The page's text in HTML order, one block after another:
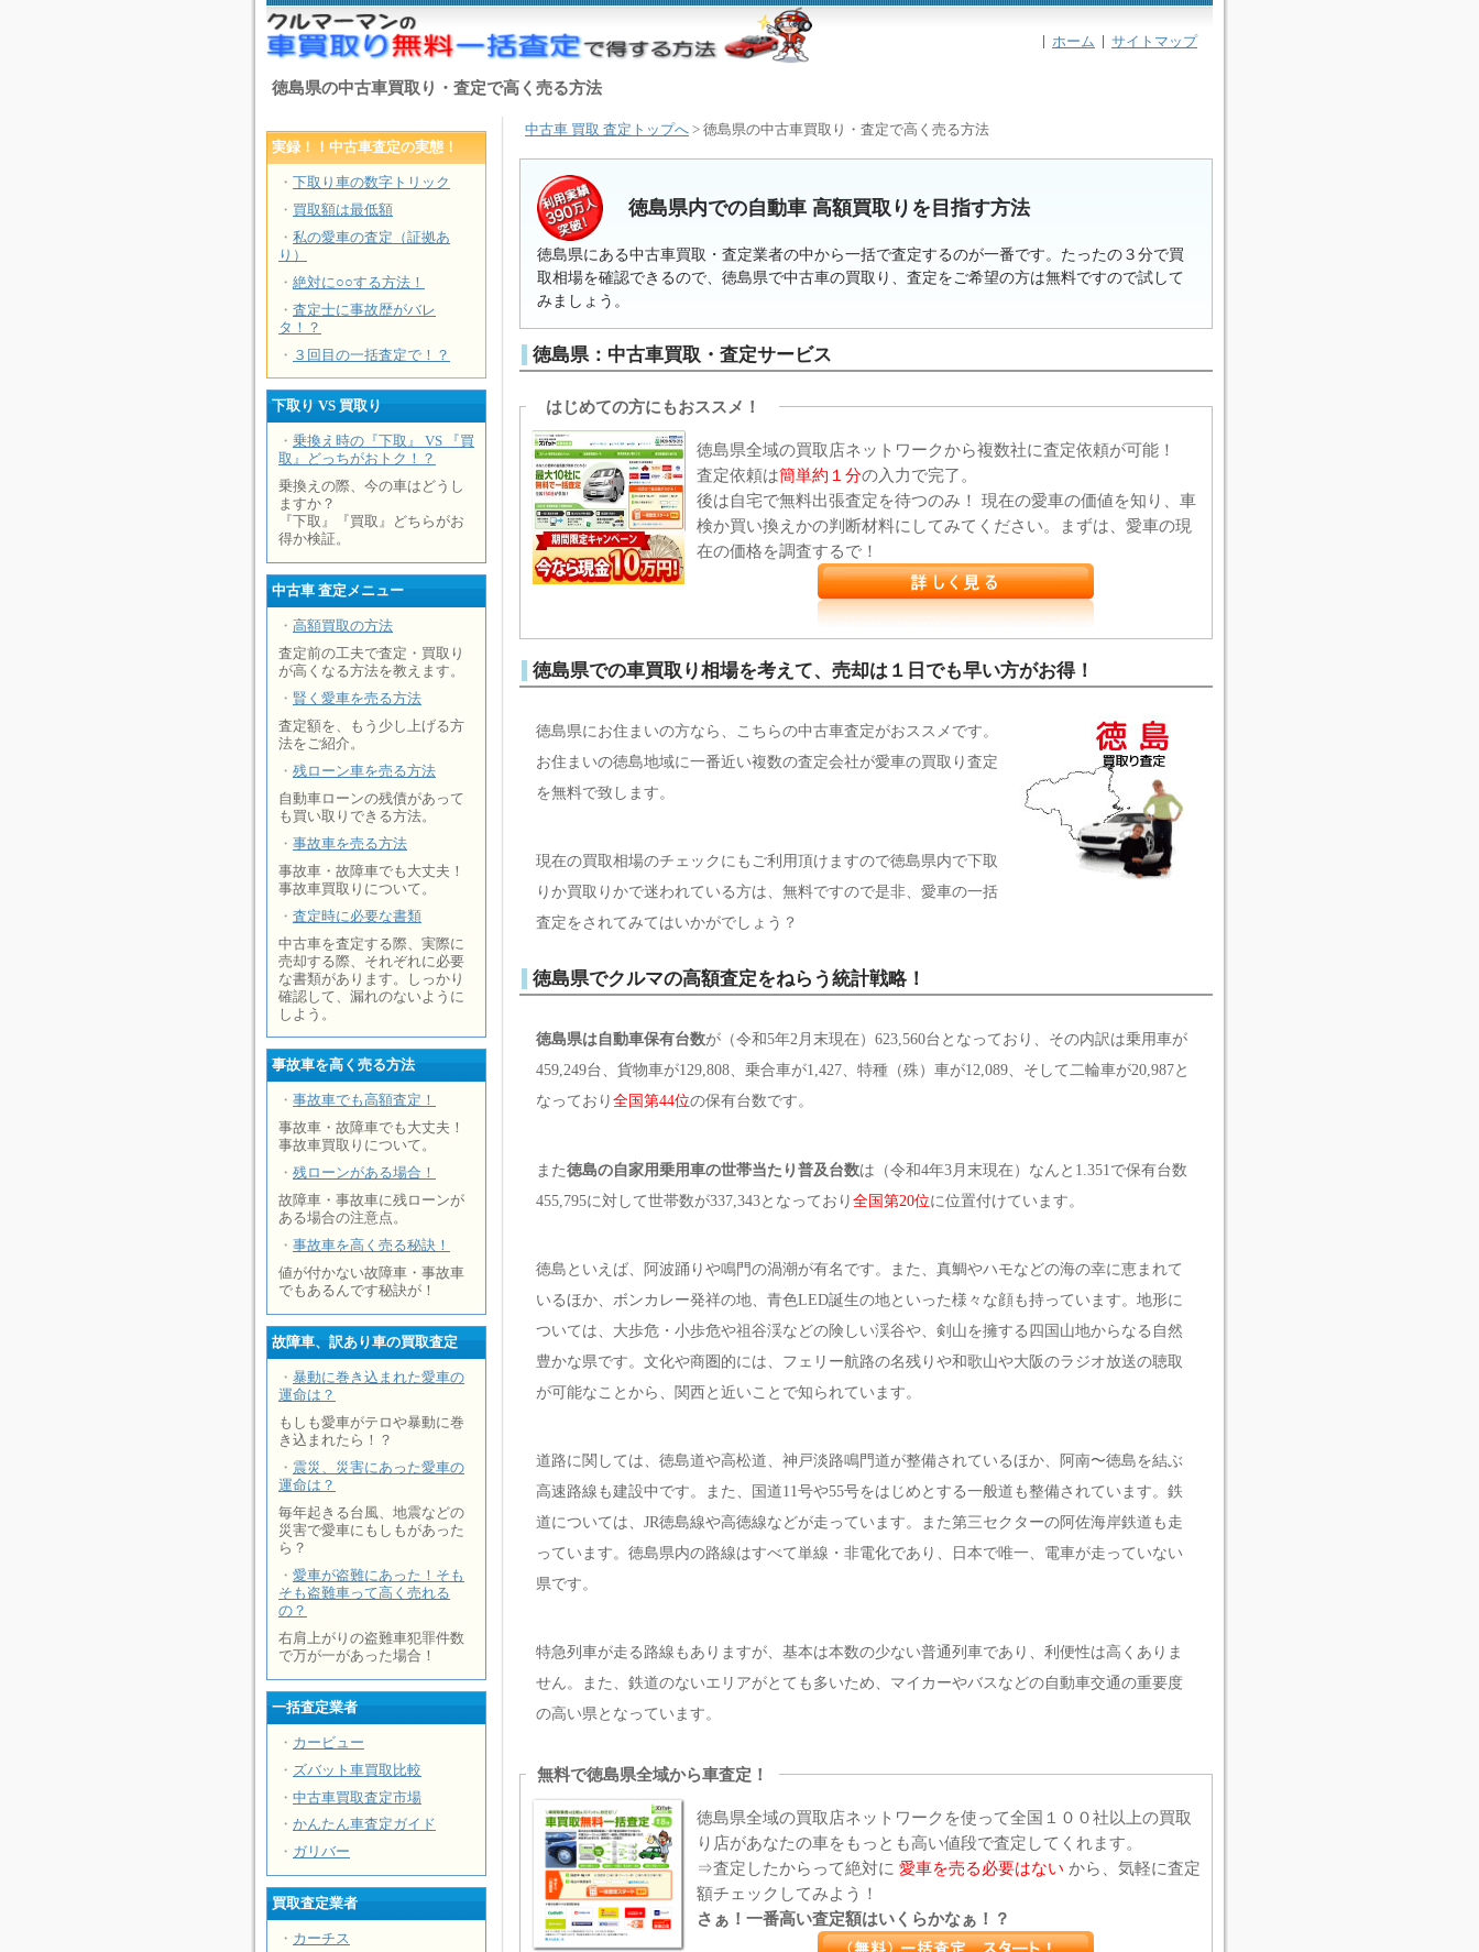
徳島県の中古車買取り・査定で高く売る方法
ホーム サイトマップ
中古車 買取 査定トップへ > 徳島県の中古車買取り・査定で高く売る方法
徳島県内での自動車 高額買取りを目指す方法
徳島県にある中古車買取・査定業者の中から一括で査定するのが一番です。たったの３分で買
取相場を確認できるので、徳島県で中古車の買取り、査定をご希望の方は無料ですので試して
みましょう。
徳島県：中古車買取・査定サービス
はじめての方にもおススメ！
徳島県全域の買取店ネットワークから複数社に査定依頼が可能！
査定依頼は簡単約１分の入力で完了。
後は自宅で無料出張査定を待つのみ！ 現在の愛車の価値を知り、車
検か買い換えかの判断材料にしてみてください。まずは、愛車の現
在の価格を調査するで！
徳島県での車買取り相場を考えて、売却は１日でも早い方がお得！
徳島県にお住まいの方なら、こちらの中古車査定がおススメです。
お住まいの徳島地域に一番近い複数の査定会社が愛車の買取り査定
を無料で致します。
現在の買取相場のチェックにもご利用頂けますので徳島県内で下取
りか買取りかで迷われている方は、無料ですので是非、愛車の一括
査定をされてみてはいかがでしょう？
徳島県でクルマの高額査定をねらう統計戦略！
徳島県は自動車保有台数が（令和5年2月末現在）623,560台となっており、その内訳は乗用車が
459,249台、貨物車が129,808、乗合車が1,427、特種（殊）車が12,089、そして二輪車が20,987と
なっており全国第44位の保有台数です。
また徳島の自家用乗用車の世帯当たり普及台数は（令和4年3月末現在）なんと1.351で保有台数
455,795に対して世帯数が337,343となっており全国第20位に位置付けています。
徳島といえば、阿波踊りや鳴門の渦潮が有名です。また、真鯛やハモなどの海の幸に恵まれて
いるほか、ボンカレー発祥の地、青色LED誕生の地といった様々な顔も持っています。地形に
ついては、大歩危・小歩危や祖谷渓などの険しい渓谷や、剣山を擁する四国山地からなる自然
豊かな県です。文化や商圏的には、フェリー航路の名残りや和歌山や大阪のラジオ放送の聴取
が可能なことから、関西と近いことで知られています。
道路に関しては、徳島道や高松道、神戸淡路鳴門道が整備されているほか、阿南〜徳島を結ぶ
高速路線も建設中です。また、国道11号や55号をはじめとする一般道も整備されています。鉄
道については、JR徳島線や高徳線などが走っています。また第三セクターの阿佐海岸鉄道も走
っています。徳島県内の路線はすべて単線・非電化であり、日本で唯一、電車が走っていない
県です。
特急列車が走る路線もありますが、基本は本数の少ない普通列車であり、利便性は高くありま
せん。また、鉄道のないエリアがとても多いため、マイカーやバスなどの自動車交通の重要度
の高い県となっています。
無料で徳島県全域から車査定！
徳島県全域の買取店ネットワークを使って全国１００社以上の買取
り店があなたの車をもっとも高い値段で査定してくれます。
⇒査定したからって絶対に 愛車を売る必要はない から、気軽に査定
額チェックしてみよう！
さぁ！一番高い査定額はいくらかなぁ！？
実録！！中古車査定の実態！
・ 下取り車の数字トリック
・ 買取額は最低額
・ 私の愛車の査定（証拠あ
り）
・ 絶対に○○する方法！
・ 査定士に事故歴がバレ
タ！？
・ ３回目の一括査定で！？
下取り VS 買取り
・ 乗換え時の『下取』 VS 『買
取』どっちがおトク！？
乗換えの際、今の車はどうし
ますか？
『下取』『買取』どちらがお
得か検証。
中古車 査定メニュー
・ 高額買取の方法
査定前の工夫で査定・買取り
が高くなる方法を教えます。
・ 賢く愛車を売る方法
査定額を、もう少し上げる方
法をご紹介。
・ 残ローン車を売る方法
自動車ローンの残債があって
も買い取りできる方法。
・ 事故車を売る方法
事故車・故障車でも大丈夫！
事故車買取りについて。
・ 査定時に必要な書類
中古車を査定する際、実際に
売却する際、それぞれに必要
な書類があります。しっかり
確認して、漏れのないように
しよう。
事故車を高く売る方法
・ 事故車でも高額査定！
事故車・故障車でも大丈夫！
事故車買取りについて。
・ 残ローンがある場合！
故障車・事故車に残ローンが
ある場合の注意点。
・ 事故車を高く売る秘訣！
値が付かない故障車・事故車
でもあるんです秘訣が！
故障車、訳あり車の買取査定
・ 暴動に巻き込まれた愛車の
運命は？
もしも愛車がテロや暴動に巻
き込まれたら！？
・ 震災、災害にあった愛車の
運命は？
毎年起きる台風、地震などの
災害で愛車にもしもがあった
ら？
・ 愛車が盗難にあった！そも
そも盗難車って高く売れる
の？
右肩上がりの盗難車犯罪件数
で万が一があった場合！
一括査定業者
・ カービュー
・ ズバット車買取比較
・ 中古車買取査定市場
・ かんたん車査定ガイド
・ ガリバー
買取査定業者
・ カーチス